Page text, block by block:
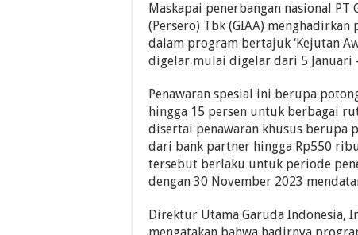
Maskapai penerbangan nasional PT
(Persero) Tbk (GIAA) menghadirkan
dalam program bertajuk ‘Kejutan
digelar mulai digelar dari 5 Januari
Penawaran spesial ini berupa
hingga 15 persen untuk berbagai
disertai penawaran khusus berupa
dari bank partner hingga Rp550
tersebut berlaku untuk periode
dengan 30 November 2023
Direktur Utama Garuda Indonesia,